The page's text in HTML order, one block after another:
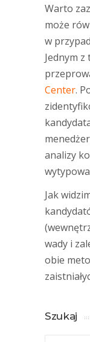
Warto
może
w
Jednym
Center.
analizy
Jak
wady i
obie
Szukaj